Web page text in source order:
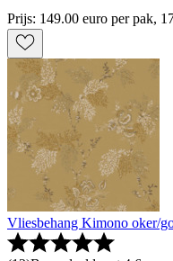
Prijs: 149.00 euro per pak,
Vliesbehang Kimono oker/